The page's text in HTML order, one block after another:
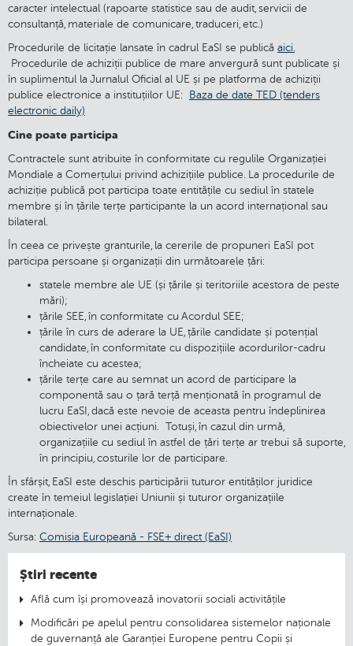
caracter intelectual (rapoarte statistice sau de audit, servicii de
consultanță, materiale de comunicare, traduceri, etc.)
Procedurile de licitație lansate în cadrul EaSI se publică aici.
Procedurile de achiziții publice de mare anvergură sunt publicate și
în suplimentul la Jurnalul Oficial al UE și pe platforma de achiziții
publice electronice a instituțiilor UE:
Baza de date TED (tenders
electronic daily)
Cine poate participa
Contractele sunt atribuite în conformitate cu regulile Organizației
Mondiale a Comerțului privind achizițiile publice. La procedurile de
achiziție publică pot participa toate entitățile cu sediul în statele
membre și în țările terțe participante la un acord internațional sau
bilateral.
În ceea ce privește granturile, la cererile de propuneri EaSI pot
participa persoane și organizații din următoarele țări:
statele membre ale UE (și țările și teritoriile acestora de peste
mări);
țările SEE, în conformitate cu Acordul SEE;
țările în curs de aderare la UE, țările candidate și potențial
candidate, în conformitate cu dispozițiile acordurilor-cadru
încheiate cu acestea;
țările terțe care au semnat un acord de participare la
componentă sau o țară terță menționată în programul de
lucru EaSI, dacă este nevoie de aceasta pentru îndeplinirea
obiectivelor unei acțiuni. Totuși, în cazul din urmă,
organizațiile cu sediul în astfel de țări terțe ar trebui să suporte,
în principiu, costurile lor de participare.
În sfârșit, EaSI este deschis participării tuturor entităților juridice
create în temeiul legislației Uniunii și tuturor organizațiile
internaționale.
Sursa: Comisia Europeană - FSE+ direct (EaSI)
Știri recente
Află cum își promovează inovatorii sociali activitățile
Modificări pe apelul pentru consolidarea sistemelor naționale
de guvernanță ale Garanției Europene pentru Copii și